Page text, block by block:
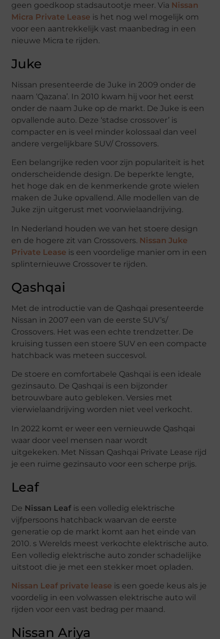
geen goedkoop stadsautootje meer. Via Nissan
Micra Private Lease is het nog wel mogelijk om
voor een aantrekkelijk vast maanbedrag in een
nieuwe Micra te rijden.
Juke
Nissan presenteerde de Juke in 2009 onder de
naam ‘Qazana’. In 2010 kwam hij voor het eerst
onder de naam Juke op de markt. De Juke is een
opvallende auto. Deze ‘stadse crossover’ is
compacter en is veel minder kolossaal dan veel
andere vergelijkbare SUV/ Crossovers.
Een belangrijke reden voor zijn populariteit is het
onderscheidende design. De beperkte lengte,
het hoge dak en de kenmerkende grote wielen
maken de Juke opvallend. Alle modellen van de
Juke zijn uitgerust met voorwielaandrijving.
In Nederland houden we van het stoere design
en de hogere zit van Crossovers. Nissan Juke
Private Lease is een voordelige manier om in een
splinternieuwe Crossover te rijden.
Qashqai
Met de introductie van de Qashqai presenteerde
Nissan in 2007 een van de eerste SUV’s/
Crossovers. Het was een echte trendzetter. De
kruising tussen een stoere SUV en een compacte
hatchback was meteen succesvol.
De stoere en comfortabele Qashqai is een ideale
gezinsauto. De Qashqai is een bijzonder
betrouwbare auto gebleken. Versies met
vierwielaandrijving worden niet veel verkocht.
In 2022 komt er weer een vernieuwde Qashqai
waar door veel mensen naar wordt
uitgekeken. Met Nissan Qashqai Private Lease rijd
je een ruime gezinsauto voor een scherpe prijs.
Leaf
De Nissan Leaf is een volledig elektrische
vijfpersoons hatchback waarvan de eerste
generatie op de markt komt aan het einde van
2010. s Werelds meest verkochte elektrische auto.
Een volledig elektrische auto zonder schadelijke
uitstoot die je met een stekker moet opladen.
Nissan Leaf private lease is een goede keus als je
voordelig in een volwassen elektrische auto wil
rijden voor een vast bedrag per maand.
Nissan Ariya